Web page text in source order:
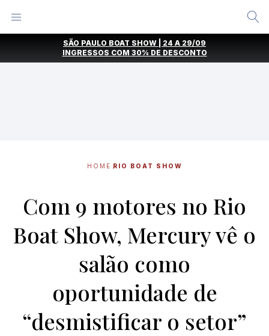
SÃO PAULO BOAT SHOW | 24 A 29/09
INGRESSOS COM 30% DE DESCONTO
HOME RIO BOAT SHOW
Com 9 motores no Rio
Boat Show, Mercury vê o
salão como
oportunidade de
“desmistificar o setor”